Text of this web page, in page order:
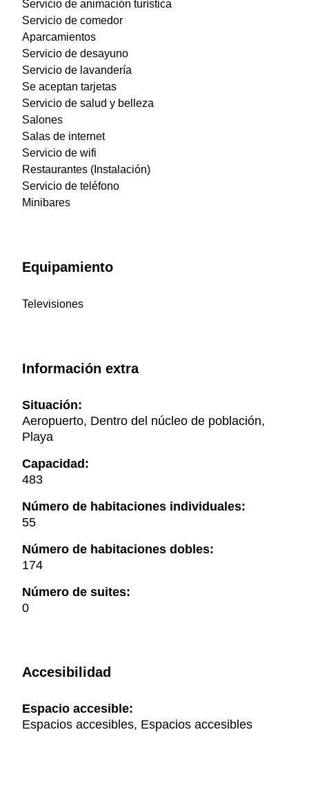
Servicio de animación turística
Servicio de comedor
Aparcamientos
Servicio de desayuno
Servicio de lavandería
Se aceptan tarjetas
Servicio de salud y belleza
Salones
Salas de internet
Servicio de wifi
Restaurantes (Instalación)
Servicio de teléfono
Minibares
Equipamiento
Televisiones
Información extra
Situación:
Aeropuerto, Dentro del núcleo de población,
Playa
Capacidad:
483
Número de habitaciones individuales:
55
Número de habitaciones dobles:
174
Número de suites:
0
Accesibilidad
Espacio accesible:
Espacios accesibles, Espacios accesibles